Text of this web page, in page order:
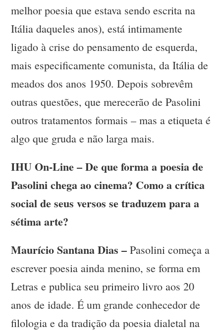
melhor poesia que estava sendo escrita na
Itália daqueles anos), está intimamente
ligado à crise do pensamento de esquerda,
mais especificamente comunista, da Itália de
meados dos anos 1950. Depois sobrevêm
outras questões, que merecerão de Pasolini
outros tratamentos formais – mas a etiqueta é
algo que gruda e não larga mais.
IHU On-Line – De que forma a poesia de
Pasolini chega ao cinema? Como a crítica
social de seus versos se traduzem para a
sétima arte?
Maurício Santana Dias – Pasolini começa a
escrever poesia ainda menino, se forma em
Letras e publica seu primeiro livro aos 20
anos de idade. É um grande conhecedor de
filologia e da tradição da poesia dialetal na